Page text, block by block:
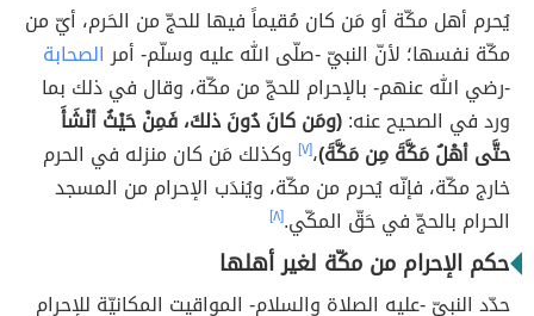
يُحرم أهل مكّة أو مَن كان مُقيماً فيها للحجّ من الحَرم، أيّ من
مكّة نفسها؛ لأنّ النبيّ -صلّى الله عليه وسلّم- أمرالصحابة
-رضي الله عنهم- بالإحرام للحجّ من مكّة، وقال في ذلك بما
ورد في الصحيح عنه:(ومَن كانَ دُونَ ذلكَ، فَمِنْ حَيْثُ أنْشَأَ
حتَّى أهْلُ مَكَّةَ مِن مَكَّةَ)،[٧]
وكذلك مَن كان منزله في الحرم
خارج مكّة، فإنّه يُحرم من مكّة، ويُندَب الإحرام من المسجد
الحرام بالحجّ في حَقّ المكّي.[٨]
حكم الإحرام من مكّة لغير أهلها
حدّد النبيّ -عليه الصلاة والسلام- المواقيت المكانيّة للإحرام